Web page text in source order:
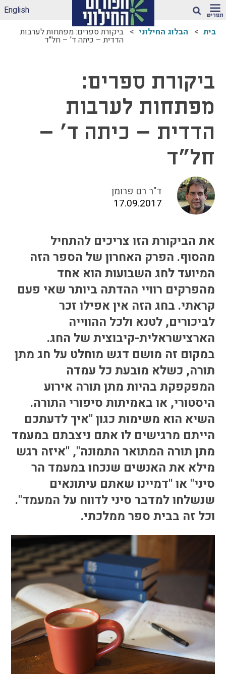
ונטול הדתה
דיווחי הדתה: עדכונים
מהשטח
הדתה בספרי לימוד
עמותות דתיות בגנים
– מה ניתן לעשות?
במקצוע תרבות
יהודית-ישראלית –
תכנית מדיתה
מהי הדתה? ומהי
חילוניות?
כיצד למנוע הדתה?
זיהיתי הדתה, מה
עושים?
המדריך להורה החילוני
המדריך למורה: תרבות
יהודית-ישראלית
כל הכתבות
הרשמה לעדכונים
מן התקשורת
הבחירות לרשויות
המקומיות
הכשרת הורים
לאקטיביזם בחינוך
התארגנויות הורים –
חינוך חילוניות יישוביות
העמותה
חזון החינוך החילוני
הצוות
English
בית
הבלוג החילוני ביקורת ספרים: מפתחות לערבות
הדדית – כיתה ד' – חל"ד
ביקורת ספרים:
מפתחות לערבות
הדדית – כיתה ד' –
חל"ד
ד"ר רם פרומן
17.09.2017
את הביקורת הזו צריכים להתחיל
מהסוף. הפרק האחרון של הספר הזה
המיועד לחג השבועות הוא אחד
מהפרקים רוויי ההדתה ביותר שאי פעם
קראתי. בחג הזה אין אפילו זכר
לביכורים, לטנא ולכל ההווייה
הארצישראלית-קיבוצית של החג.
במקום זה מושם דגש מוחלט על חג מתן
תורה, כשלא מובעת כל עמדה
המפקפקת בהיות מתן תורה אירוע
היסטורי, או באמיתות סיפורי התורה.
השיא הוא משימות כגון "איך לדעתכם
הייתם מרגישים לו אתם ניצבתם במעמד
מתן תורה המתואר התמונה", "איזה רגש
מילא את האנשים שנכחו במעמד הר
סיני" או "דמיינו שאתם עיתונאים
שנשלחו למדבר סיני לדווח על המעמד".
וכל זה בבית ספר ממלכתי.